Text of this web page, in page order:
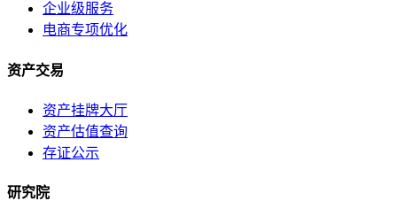
企业级服务
电商专项优化
资产交易
资产挂牌大厅
资产估值查询
存证公示
研究院